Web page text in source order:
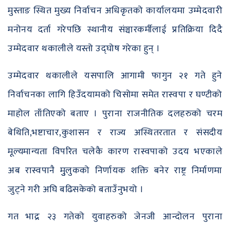
मुस्ताङ स्थित मुख्य निर्वाचन अधिकृतको कार्यालयमा उम्मेदवारी
मनोनय दर्ता गरेपछि स्थानीय संञ्चारकर्मीलाई प्रतिक्रिया दिदै
उम्मेदवार थकालीले यस्तो उद्घोष गरेका हुन् ।
उम्मेदवार थकालीले यसपालि आगामी फागुन २१ गते हुने
निर्वाचनका लागि हिउँदयामको चिसोमा समेत रास्वपा र घण्टीको
माहोल ताँतिएको बताए । पुराना राजनीतिक दलहरुको चरम
बेथिति,भष्टाचार,कुशासन र राज्य अस्थितरतात र संसदीय
मूल्यमान्यता विपरित चलेकै कारण रास्वपाको उदय भएकाले
अब रास्वपानै मुुलुकको निर्णायक शक्ति बनेर राष्ट्र निर्माणमा
जुट्ने गरी अघि बढिसकेको बताउँनुभयो ।
गत भाद्र २३ गतेको युवाहरुको जेनजी आन्दोलन पुराना